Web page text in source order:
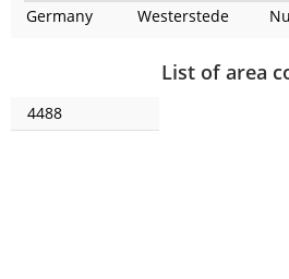
Germany Westerstede
List of area
4488